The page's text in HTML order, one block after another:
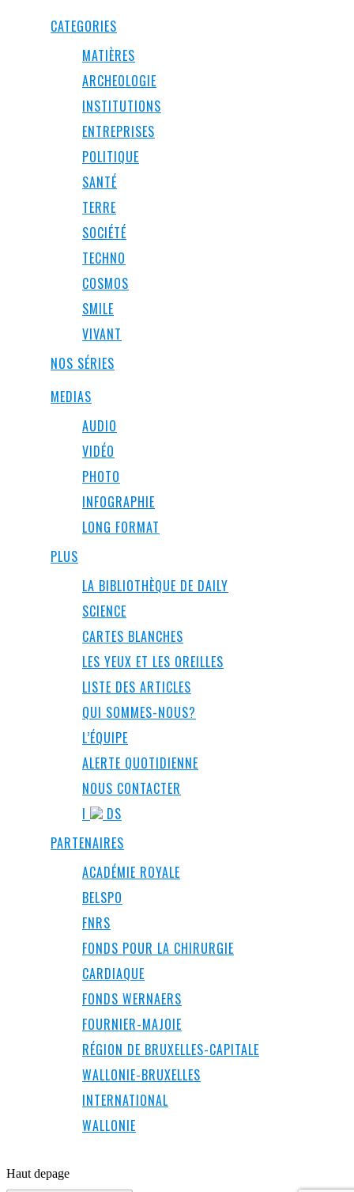
CATEGORIES
MATIÈRES
ARCHEOLOGIE
INSTITUTIONS
ENTREPRISES
POLITIQUE
SANTÉ
TERRE
SOCIÉTÉ
TECHNO
COSMOS
SMILE
VIVANT
NOS SÉRIES
MEDIAS
AUDIO
VIDÉO
PHOTO
INFOGRAPHIE
LONG FORMAT
PLUS
LA BIBLIOTHÈQUE DE DAILY
SCIENCE
CARTES BLANCHES
LES YEUX ET LES OREILLES
LISTE DES ARTICLES
QUI SOMMES-NOUS?
L’ÉQUIPE
ALERTE QUOTIDIENNE
NOUS CONTACTER
I
DS
PARTENAIRES
ACADÉMIE ROYALE
BELSPO
FNRS
FONDS POUR LA CHIRURGIE
CARDIAQUE
FONDS WERNAERS
FOURNIER-MAJOIE
RÉGION DE BRUXELLES-CAPITALE
WALLONIE-BRUXELLES
INTERNATIONAL
WALLONIE
Haut depage